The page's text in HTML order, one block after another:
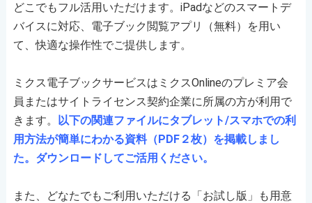
どこでもフル活用いただけます。iPadなどのスマートデ
バイスに対応、電子ブック閲覧アプリ（無料）を用い
て、快適な操作性でご提供します。
ミクス電子ブックサービスはミクスOnlineのプレミア会
員またはサイトライセンス契約企業に所属の方が利用で
きます。 以下の関連ファイルにタブレット/スマホでの利
用方法が簡単にわかる資料（PDF２枚）を掲載しまし
た。ダウンロードしてご活用ください。
また、どなたでもご利用いただける「お試し版」も用意